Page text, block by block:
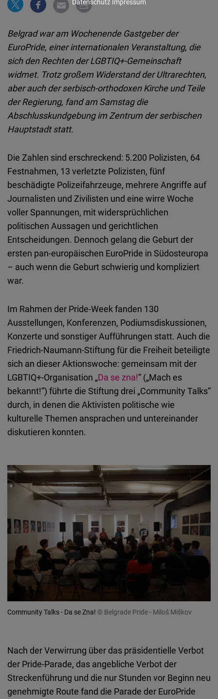
Belgrad war am Wochenende Gastgeber der
EuroPride, einer internationalen Veranstaltung, die
sich den Rechten der LGBTIQ+-Gemeinschaft
widmet. Trotz großem Widerstand der Ultrarechten,
aber auch der serbisch-orthodoxen Kirche und Teile
der Regierung, fand am Samstag die
Abschlusskundgebung im Zentrum der serbischen
Hauptstadt statt.
Die Zahlen sind erschreckend: 5.200 Polizisten, 64
Festnahmen, 13 verletzte Polizisten, fünf
beschädigte Polizeifahrzeuge, mehrere Angriffe auf
Journalisten und Zivilisten und eine wirre Woche
voller Spannungen, mit widersprüchlichen
politischen Aussagen und gerichtlichen
Entscheidungen. Dennoch gelang die Geburt der
ersten pan-europäischen EuroPride in Südosteuropa
– auch wenn die Geburt schwierig und kompliziert
war.
Im Rahmen der Pride-Week fanden 130
Ausstellungen, Konferenzen, Podiumsdiskussionen,
Konzerte und sonstiger Aufführungen statt. Auch die
Friedrich-Naumann-Stiftung für die Freiheit beteiligte
sich an dieser Aktionswoche: gemeinsam mit der
LGBTIQ+-Organisation „Da se zna!“ („Mach es
bekannt!“) führte die Stiftung drei „Community Talks“
durch, in denen die Aktivisten politische wie
kulturelle Themen ansprachen und untereinander
diskutieren konnten.
Community Talks - Da se Zna! © Belgrade Pride - Miloš Miškov
Nach der Verwirrung über das präsidentielle Verbot
der Pride-Parade, das angebliche Verbot der
Streckenführung und die nur Stunden vor Beginn neu
genehmigte Route fand die Parade der EuroPride
Maps
Embed
Cloudinary
Flickr
Embed
Embed
Podigee
Embed
D.Vinci
Embed
Typeform